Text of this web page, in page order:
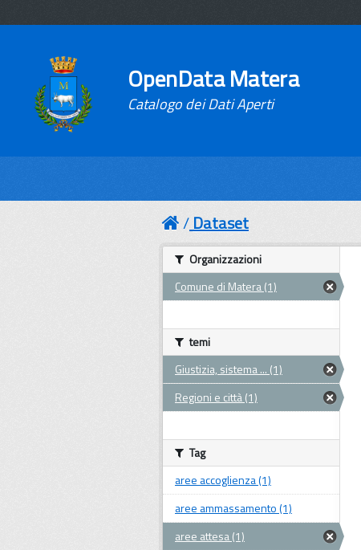
OpenData Matera
Catalogo dei Dati Aperti
Dataset
Organizzazioni
Comune di Matera (1)
temi
Giustizia, sistema ... (1)
Regioni e città (1)
Tag
aree accoglienza (1)
aree ammassamento (1)
aree attesa (1)